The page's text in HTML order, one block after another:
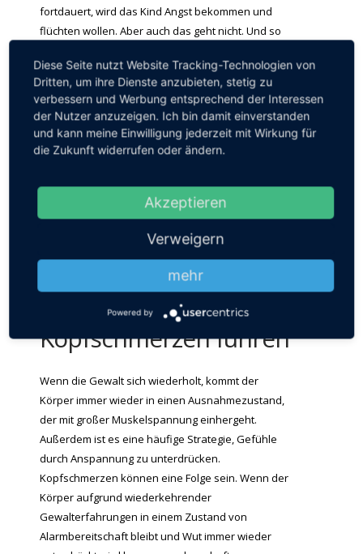
fortdauert, wird das Kind Angst bekommen und
flüchten wollen. Aber auch das geht nicht. Und so
Bekommt Todesangst, fühlt sich ohnmächtig und
dann schaltet das Gehirn um in die
Notabschaltung. Das Kind kommt in einen von drei
Zuständen. Entweder es reagiert panisch, schreit
und weint bis zur Bewusstlosigkeit, oder kommt in
Im dritten Zustand werden alle Gefühle
abgeschaltet. Als Erwachsener kann einem dann
das nicht, weil es keine funktionierende Strategie
gibt.
Wiederholung kann zu
Kopfschmerzen führen
Wenn die Gewalt sich wiederholt, kommt der
Körper immer wieder in einen Ausnahmezustand,
der mit großer Muskelspannung einhergeht.
Außerdem ist es eine häufige Strategie, Gefühle
durch Anspannung zu unterdrücken.
Kopfschmerzen können eine Folge sein. Wenn der
Körper aufgrund wiederkehrender
Gewalterfahrungen in einem Zustand von
Alarmbereitschaft bleibt und Wut immer wieder
Diese Seite nutzt Website Tracking-Technologien von
Dritten, um ihre Dienste anzubieten, stetig zu
verbessern und Werbung entsprechend der Interessen
der Nutzer anzuzeigen. Ich bin damit einverstanden
und kann meine Einwilligung jederzeit mit Wirkung für
die Zukunft widerrufen oder ändern.
Akzeptieren
Verweigern
mehr
Powered by